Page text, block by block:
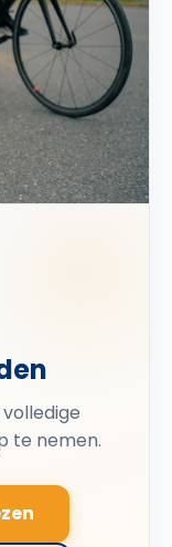
te nemen.